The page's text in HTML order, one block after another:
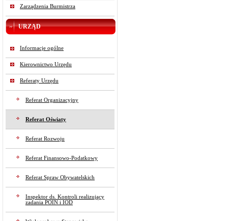
Zarządzenia Burmistrza
URZĄD
Informacje ogólne
Kierownictwo Urzędu
Referaty Urzędu
Referat Organizacyjny
Referat Oświaty
Referat Rozwoju
Referat Finansowo-Podatkowy
Referat Spraw Obywatelskich
Inspektor ds. Kontroli realizujący
zadania POIN i IOD